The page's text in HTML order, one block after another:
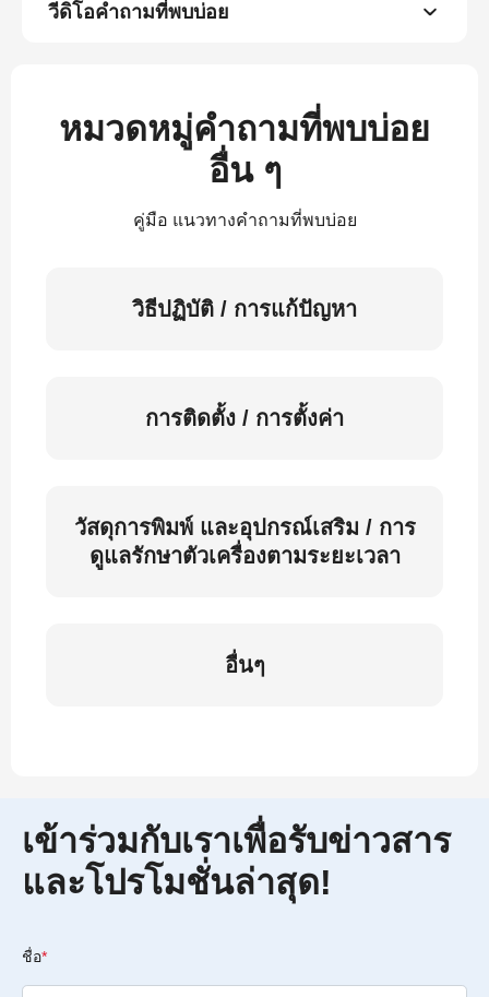
วีดิโอคำถามที่พบบ่อย
หมวดหมู่คำถามที่พบบ่อย
อื่น ๆ
คู่มือ แนวทางคำถามที่พบบ่อย
วิธีปฏิบัติ / การแก้ปัญหา
การติดตั้ง / การตั้งค่า
วัสดุการพิมพ์ และอุปกรณ์เสริม / การ
ดูแลรักษาตัวเครื่องตามระยะเวลา
อื่นๆ
เข้าร่วมกับเราเพื่อรับข่าวสาร
และโปรโมชั่นล่าสุด!
ชื่อ*